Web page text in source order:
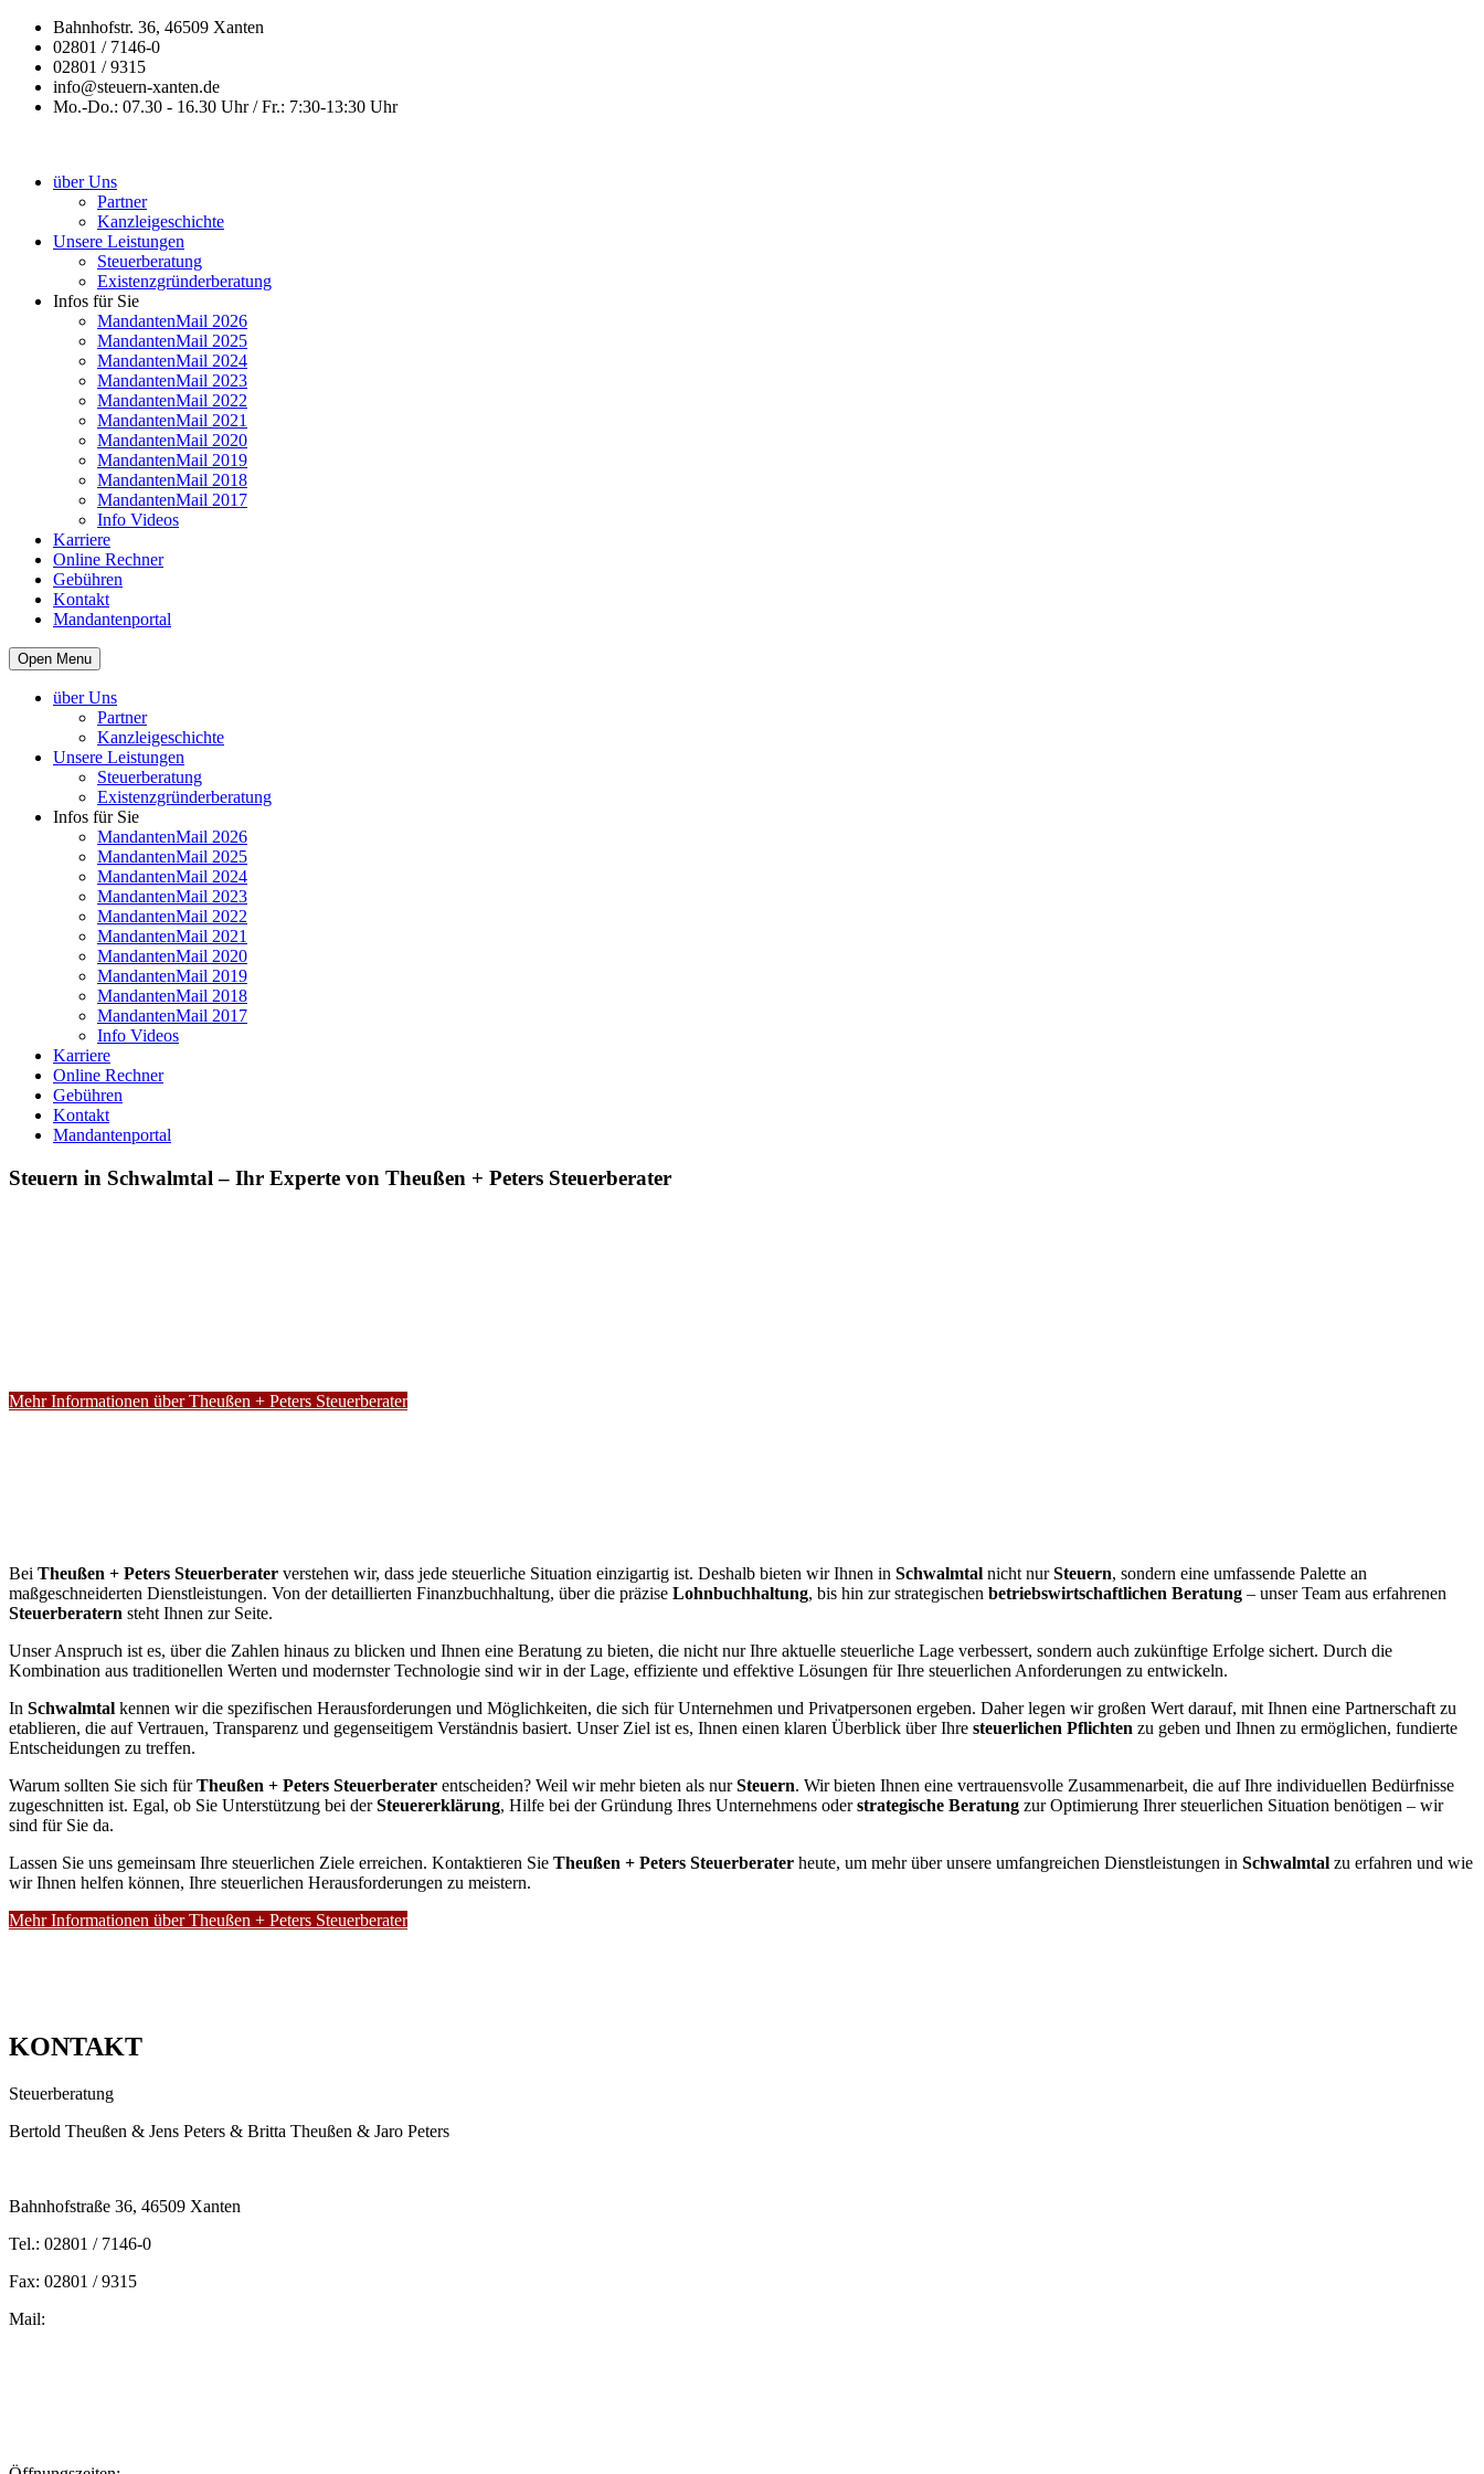
Bahnhofstr. 36, 46509 Xanten
02801 / 7146-0
02801 / 9315
info@steuern-xanten.de
Mo.-Do.: 07.30 - 16.30 Uhr / Fr.: 7:30-13:30 Uhr
über Uns
Partner
Kanzleigeschichte
Unsere Leistungen
Steuerberatung
Existenzgründerberatung
Infos für Sie
MandantenMail 2026
MandantenMail 2025
MandantenMail 2024
MandantenMail 2023
MandantenMail 2022
MandantenMail 2021
MandantenMail 2020
MandantenMail 2019
MandantenMail 2018
MandantenMail 2017
Info Videos
Karriere
Online Rechner
Gebühren
Kontakt
Mandantenportal
Open Menu
über Uns
Partner
Kanzleigeschichte
Unsere Leistungen
Steuerberatung
Existenzgründerberatung
Infos für Sie
MandantenMail 2026
MandantenMail 2025
MandantenMail 2024
MandantenMail 2023
MandantenMail 2022
MandantenMail 2021
MandantenMail 2020
MandantenMail 2019
MandantenMail 2018
MandantenMail 2017
Info Videos
Karriere
Online Rechner
Gebühren
Kontakt
Mandantenportal
Steuern in Schwalmtal – Ihr Experte von Theußen + Peters Steuerberater
Mehr Informationen über Theußen + Peters Steuerberater
Bei Theußen + Peters Steuerberater verstehen wir, dass jede steuerliche Situation einzigartig ist. Deshalb bieten wir Ihnen in Schwalmtal nicht nurSteuern, sondern eine umfassende Palette an
maßgeschneiderten Dienstleistungen. Von der detaillierten Finanzbuchhaltung, über die präzise Lohnbuchhaltung, bis hin zur strategischen betriebswirtschaftlichen Beratung – unser Team aus erfahrenen
Steuerberatern steht Ihnen zur Seite.
Unser Anspruch ist es, über die Zahlen hinaus zu blicken und Ihnen eine Beratung zu bieten, die nicht nur Ihre aktuelle steuerliche Lage verbessert, sondern auch zukünftige Erfolge sichert. Durch die
Kombination aus traditionellen Werten und modernster Technologie sind wir in der Lage, effiziente und effektive Lösungen für Ihre steuerlichen Anforderungen zu entwickeln.
In Schwalmtal kennen wir die spezifischen Herausforderungen und Möglichkeiten, die sich für Unternehmen und Privatpersonen ergeben. Daher legen wir großen Wert darauf, mit Ihnen eine Partnerschaft zu
etablieren, die auf Vertrauen, Transparenz und gegenseitigem Verständnis basiert. Unser Ziel ist es, Ihnen einen klaren Überblick über Ihre steuerlichen Pflichten zu geben und Ihnen zu ermöglichen, fundierte
Entscheidungen zu treffen.
Warum sollten Sie sich fürTheußen + Peters Steuerberater entscheiden? Weil wir mehr bieten als nurSteuern. Wir bieten Ihnen eine vertrauensvolle Zusammenarbeit, die auf Ihre individuellen Bedürfnisse
zugeschnitten ist. Egal, ob Sie Unterstützung bei derSteuererklärung, Hilfe bei der Gründung Ihres Unternehmens oderstrategische Beratung zur Optimierung Ihrer steuerlichen Situation benötigen – wir
sind für Sie da.
Lassen Sie uns gemeinsam Ihre steuerlichen Ziele erreichen. Kontaktieren Sie Theußen + Peters Steuerberater heute, um mehr über unsere umfangreichen Dienstleistungen in Schwalmtal zu erfahren und wie
wir Ihnen helfen können, Ihre steuerlichen Herausforderungen zu meistern.
Mehr Informationen über Theußen + Peters Steuerberater
KONTAKT
Steuerberatung
Bertold Theußen & Jens Peters & Britta Theußen & Jaro Peters
Bahnhofstraße 36, 46509 Xanten
Tel.: 02801 / 7146-0
Fax: 02801 / 9315
Mail: